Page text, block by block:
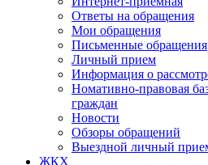
Ответы на обращения
Мои обращения
Письменные обращения
Личный прием
Информация о
Номативно-правовая
граждан
Новости
Обзоры обращений
Выездной личный
ЖКХ